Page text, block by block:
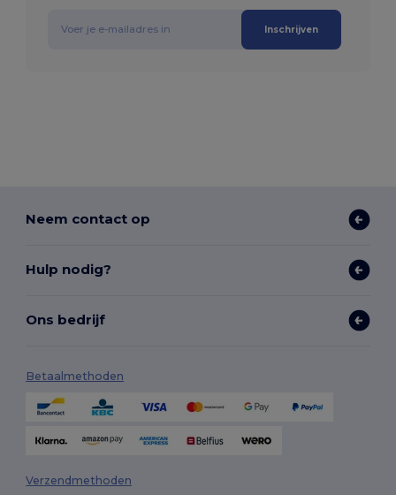
Inschrijven
Neem contact op
Hulp nodig?
Ons bedrijf
Betaalmethoden
Verzendmethoden